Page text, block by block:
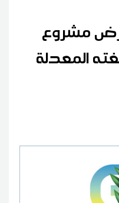
عرض مشروع
المعدلة